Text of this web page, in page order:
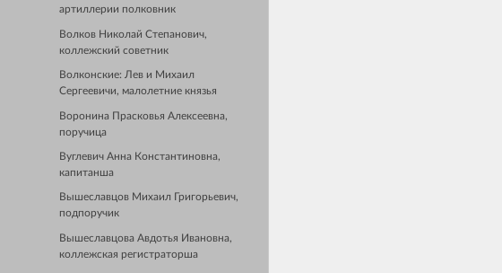
артиллерии полковник
Волков Николай Степанович,
коллежский советник
Волконские: Лев и Михаил
Сергеевичи, малолетние князья
Воронина Прасковья Алексеевна,
поручица
Вуглевич Анна Константиновна,
капитанша
Вышеславцов Михаил Григорьевич,
подпоручик
Вышеславцова Авдотья Ивановна,
коллежская регистраторша